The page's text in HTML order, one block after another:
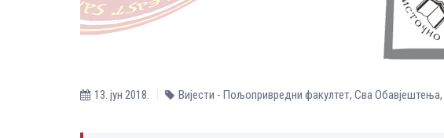
13. јун 2018. Вијести - Пољопривредни факултет, Сва Обавјештења,